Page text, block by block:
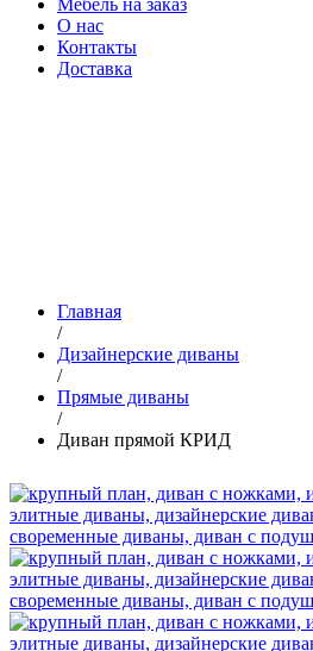
Мебель на заказ
О нас
Контакты
Доставка
Главная
/
Дизайнерские диваны
/
Прямые диваны
/
Диван прямой КРИД